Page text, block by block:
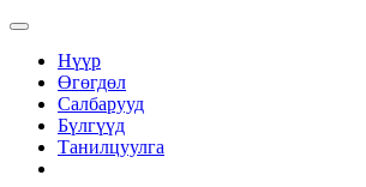
Нүүр
Өгөгдөл
Салбарууд
Бүлгүүд
Танилцуулга